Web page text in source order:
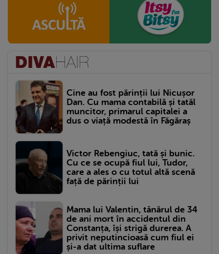
Cine au fost părinții lui Nicușor
Dan. Cu mama contabilă și tatăl
muncitor, primarul capitalei a
dus o viață modestă în Făgăraș
Victor Rebengiuc, tată și bunic.
Cu ce se ocupă fiul lui, Tudor,
care a ales o cu totul altă scenă
față de părinții lui
Mama lui Valentin, tânărul de 34
de ani mort în accidentul din
Constanța, își strigă durerea. A
privit neputincioasă cum fiul ei
și-a dat ultima suflare